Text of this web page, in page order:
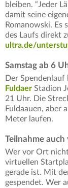
bleiben. “Jeder
damit seine
Romanowski. Es
des Laufs direkt
ultra.de/
Samstag ab 6
Der Spendenlauf
Fuldaer Stadion
21 Uhr. Die
Fuldaauen, aber
Meter laufen.
Teilnahme
Wer vor Ort
virtuellen
gerade ist. Mit
gespendet. Wer